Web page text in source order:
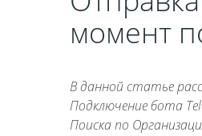
момент
В данной статье
Подключение бота
Поиска по